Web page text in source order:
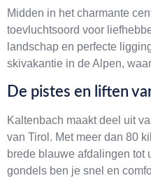
Midden in het charmante
toevluchtsoord voor
landschap en perfecte
skivakantie in de Alpen,
De pistes en liften
Kaltenbach maakt deel uit
van Tirol. Met meer dan 80
brede blauwe afdalingen tot
gondels ben je snel en